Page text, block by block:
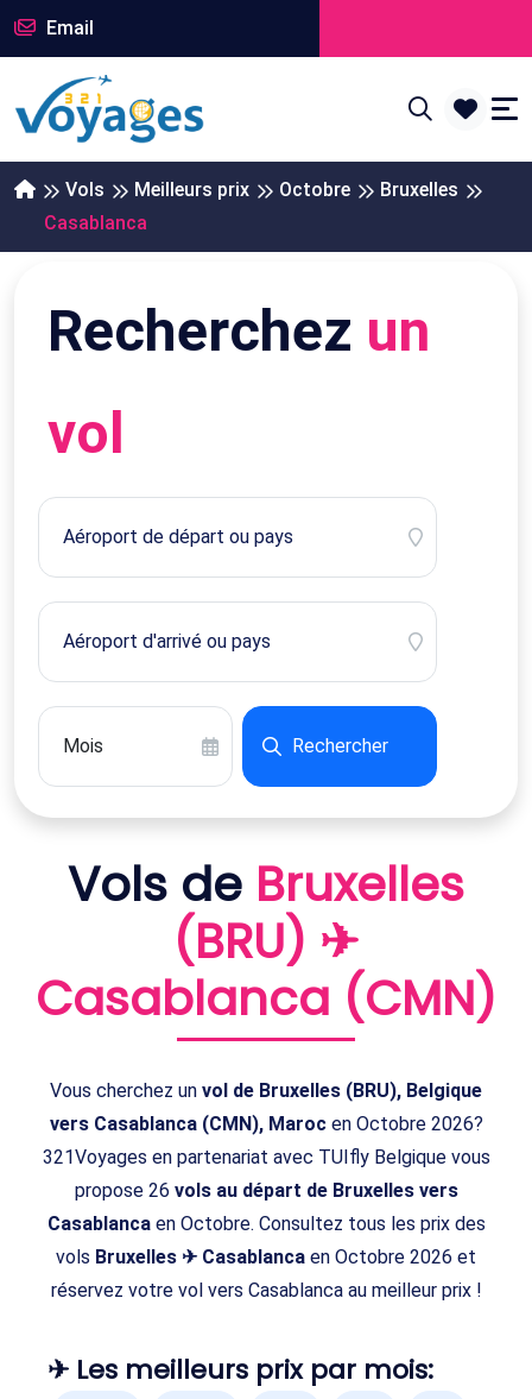
Email
Vols Meilleurs prix Octobre
Bruxelles
Casablanca
Recherchez un
vol
Rechercher
Vols de Bruxelles
(BRU) ✈
Casablanca (CMN)
Vous cherchez un vol de Bruxelles (BRU), Belgique
vers Casablanca (CMN), Marocen Octobre 2026?
321Voyages en partenariat avec TUIfly Belgique vous
propose 26 vols au départ de Bruxelles vers
Casablancaen Octobre. Consultez tous les prix des
vols Bruxelles ✈ Casablanca en Octobre 2026 et
réservez votre vol vers Casablanca au meilleur prix !
✈ Les meilleurs prix par mois: